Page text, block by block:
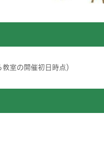
室の開催初日時点）